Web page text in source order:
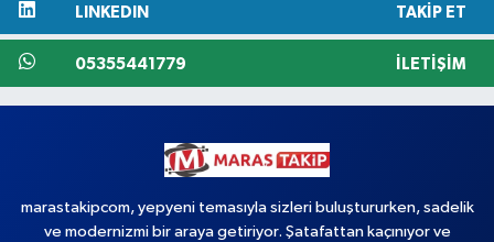
LINKEDIN TAKIP ET
05355441779 İLETIŞIM
marastakipcom, yepyeni temasıyla sizleri buluştururken, sadelik
ve modernizmi bir araya getiriyor. Şatafattan kaçınıyor ve